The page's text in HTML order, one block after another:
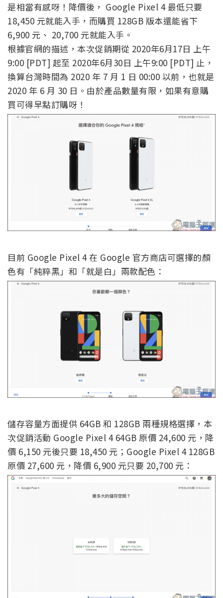
是相當有感呀！降價後， Google Pixel 4 最低只要
18,450 元就能入手，而購買 128GB 版本還能省下
6,900 元、 20,700 元就能入手。
根據官網的描述，本次促銷期從 2020年6月17日 上午
9:00 [PDT] 起至 2020年6月30日 上午9:00 [PDT] 止，
換算台灣時間為 2020 年 7 月 1 日 00:00 以前，也就是
2020 年 6 月 30 日。由於產品數量有限，如果有意購
買可得早點訂購呀！
目前 Google Pixel 4 在 Google 官方商店可選擇的顏
色有「純粹黑」和「就是白」兩款配色：
儲存容量方面提供 64GB 和 128GB 兩種規格選擇，本
次促銷活動 Google Pixel 4 64GB 原價 24,600 元，降
價 6,150 元後只要 18,450 元；Google Pixel 4 128GB
原價 27,600 元，降價 6,900 元只要 20,700 元：